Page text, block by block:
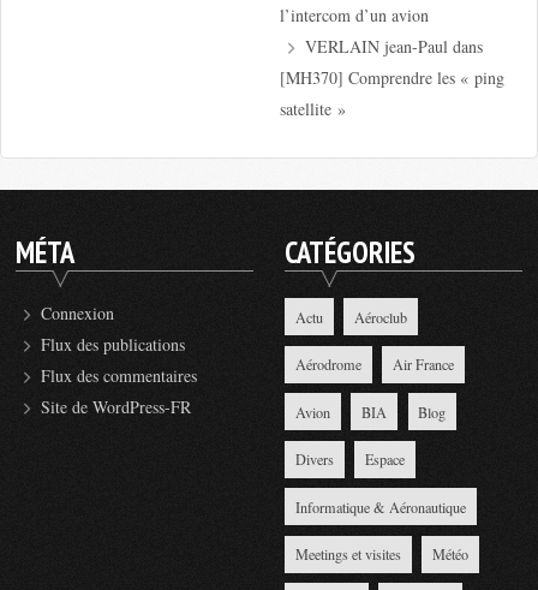
l’intercom d’un avion
VERLAIN jean-Pauldans
[MH370] Comprendre les « ping
satellite »
MÉTA
Connexion
Flux des publications
Flux des commentaires
Site de WordPress-FR
CATÉGORIES
Actu Aéroclub
Aérodrome Air France
Avion BIA Blog
Divers Espace
Informatique & Aéronautique
Meetings et visites Météo